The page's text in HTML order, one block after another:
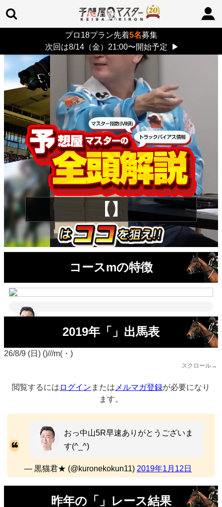
プロ18プラン先着5名募集
次回は8/14（金）21:00〜開始予定
▶
> 26/8/9 (日)
【】
コースmの特徴
2019年「」出馬表
26/8/9 (日) ()///m(・)
スクロール→
閲覧するには ログイン または メルマガ登録が必要になり
ます。
おっ中山5R早速ありがとうございま
す(^_^)
— 黒猫君★ (@kuronekokun11) 2019年1月12日
昨年の「」レース結果